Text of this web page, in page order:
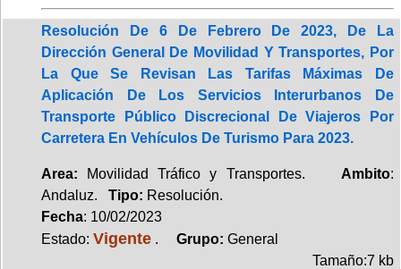
Resolución De 6 De Febrero De 2023, De La
Dirección General De Movilidad Y Transportes, Por
La Que Se Revisan Las Tarifas Máximas De
Aplicación De Los Servicios Interurbanos De
Transporte Público Discrecional De Viajeros Por
Carretera En Vehículos De Turismo Para 2023.
Area: Movilidad Tráfico y Transportes. Ambito:
Andaluz. Tipo: Resolución.
Fecha: 10/02/2023
Estado: Vigente . Grupo: General
Tamaño:7 kb